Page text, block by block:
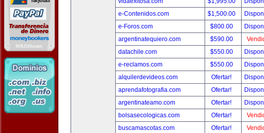
e-Contenidos.com
$1,500.00
e-Foros.com
$800.00
argentinatequiero.com
$590.00
datachile.com
$550.00
e-reclamos.com
$550.00
alquilerdevideos.com
Ofertar!
aprendafotografia.com
Ofertar!
argentinateamo.com
Ofertar!
bolsasecologicas.com
Ofertar!
buscamascotas.com
Ofertar!